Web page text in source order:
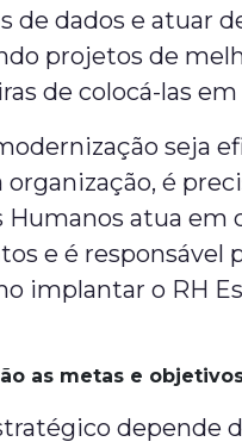
de dados e atuar
projetos de
de colocá-las
seja
organização, é
Humanos atua em
e é responsável
implantar o RH
as metas e
depende